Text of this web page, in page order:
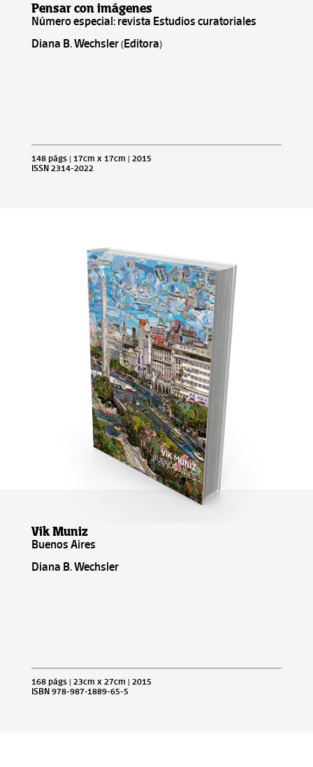
Pensar con imágenes
Número especial: revista Estudios curatoriales
Diana B. Wechsler (Editora)
148 págs | 17cm x 17cm | 2015
ISSN 2314-2022
Vik Muniz
Buenos Aires
Diana B. Wechsler
168 págs | 23cm x 27cm | 2015
ISBN 978-987-1889-65-5